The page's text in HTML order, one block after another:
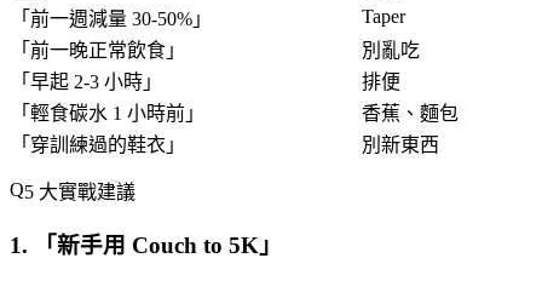
「 前一週減量 30-50% 」
Taper
「 前一晚正常飲食 」
別亂吃
「 早起 2-3 小時 」
排便
「 輕食碳水 1 小時前 」
香蕉、麵包
「 穿訓練過的鞋衣 」 別新東西
5 大實戰建議
1. 「新手用 Couch to 5K 」